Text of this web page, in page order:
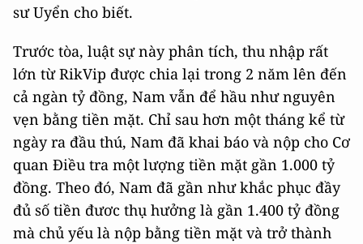
sư Uyển cho biết.
Trước tòa, luật sự này phân tích, thu nhập rất
lớn từ RikVip được chia lại trong 2 năm lên đến
cả ngàn tỷ đồng, Nam vẫn để hầu như nguyên
vẹn bằng tiền mặt. Chỉ sau hơn một tháng kể từ
ngày ra đầu thú, Nam đã khai báo và nộp cho Cơ
quan Điều tra một lượng tiền mặt gần 1.000 tỷ
đồng. Theo đó, Nam đã gần như khắc phục đầy
đủ số tiền đươc thụ hưởng là gần 1.400 tỷ đồng
mà chủ yếu là nộp bằng tiền mặt và trở thành